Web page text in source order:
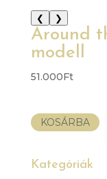
❮ ❯
Around
modell
51.000Ft
KOSÁRBA
Kategóriák